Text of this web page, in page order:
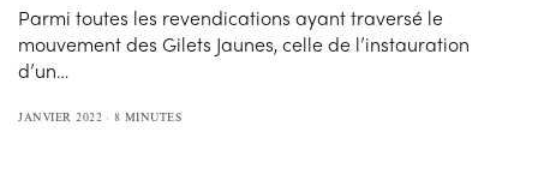
Parmi toutes les revendications ayant traversé le
mouvement des Gilets Jaunes, celle de l’instauration
d’un…
JANVIER 2022 8 MINUTES